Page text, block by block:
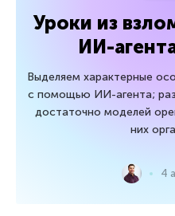
Уроки из
ИИ-
Выделяем характерные
с помощью ИИ-агента;
достаточно моделей
них
4